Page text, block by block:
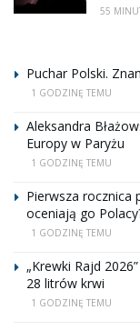
55
Puchar Polski.
1 GODZINĘ TEMU
Aleksandra
Europy w Paryżu
1 GODZINĘ TEMU
Pierwsza rocznica
oceniają go
1 GODZINĘ TEMU
„Krewki Rajd
28 litrów krwi
1 GODZINĘ TEMU